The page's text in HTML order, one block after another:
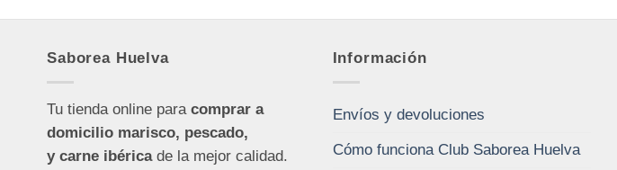
Saborea Huelva
Tu tienda online para comprar a
domicilio marisco, pescado,
y carne ibéricade la mejor calidad.
Información
Envíos y devoluciones
Cómo funciona Club Saborea Huelva